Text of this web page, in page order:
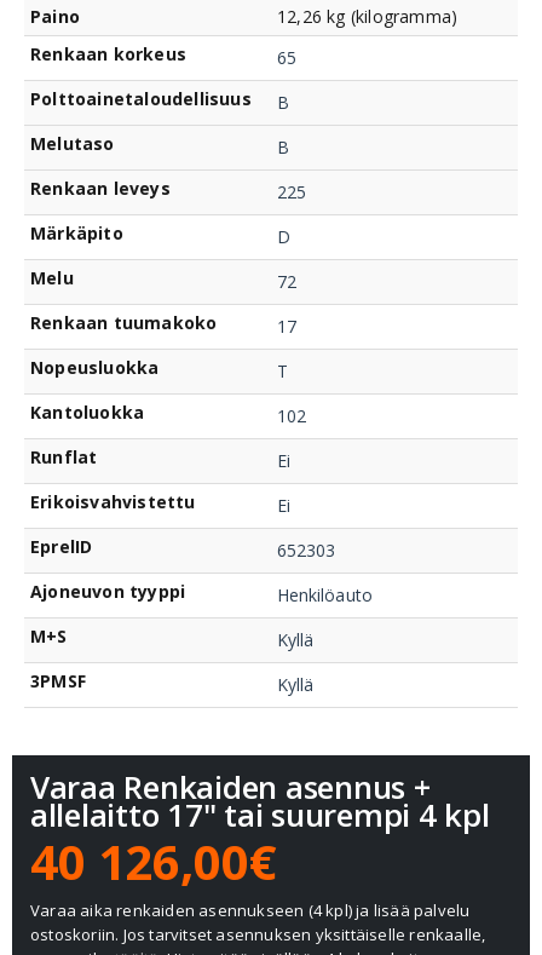
Paino
12,26 kg (kilogramma)
Renkaan korkeus
65
Polttoainetaloudellisuus
B
Melutaso
B
Renkaan leveys
225
Märkäpito
D
Melu
72
Renkaan tuumakoko
17
Nopeusluokka
T
Kantoluokka
102
Runflat
Ei
Erikoisvahvistettu
Ei
EprelID
652303
Ajoneuvon tyyppi
Henkilöauto
M+S
Kyllä
3PMSF
Kyllä
Varaa Renkaiden asennus +
allelaitto 17" tai suurempi 4 kpl
40 126,00€
Varaa aika renkaiden asennukseen (4 kpl) ja lisää palvelu
ostoskoriin. Jos tarvitset asennuksen yksittäiselle renkaalle,